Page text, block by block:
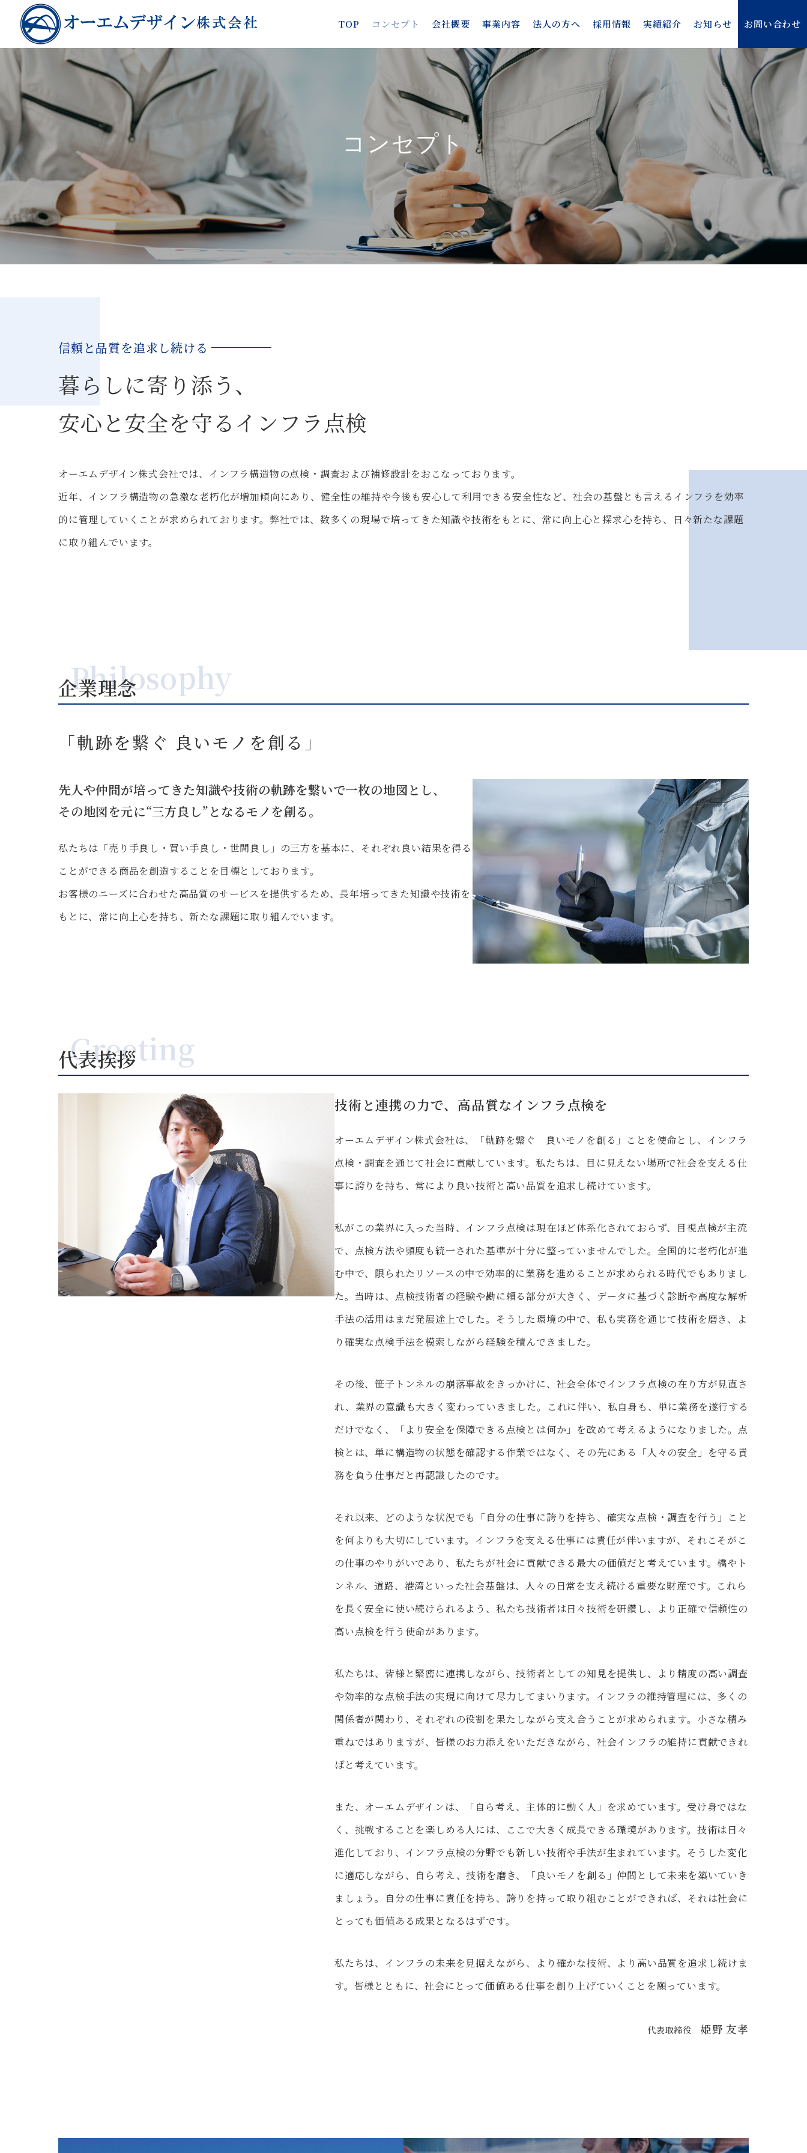
TOP コンセプト 会社概要 事業内容 法人の方へ 採用情報 実績紹介 お知らせ お問い合わせ
コンセプト
信頼と品質を追求し続ける
暮らしに寄り添う、
安心と安全を守るインフラ点検
オーエムデザイン株式会社では、インフラ構造物の点検・調査および補修設計をおこなっております。
近年、インフラ構造物の急激な老朽化が増加傾向にあり、健全性の維持や今後も安心して利用できる安全性など、社会の基盤とも言えるインフラを効率
的に管理していくことが求められております。弊社では、数多くの現場で培ってきた知識や技術をもとに、常に向上⼼と探求心を持ち、日々新たな課題
に取り組んでいます。
Philosophy
企業理念
「軌跡を繋ぐ 良いモノを創る」
先人や仲間が培ってきた知識や技術の軌跡を繋いで⼀枚の地図とし、
その地図を元に“三⽅良し”となるモノを創る。
私たちは「売り⼿良し・買い⼿良し・世間良し」の三⽅を基本に、それぞれ良い結果を得る
ことができる商品を創造することを⽬標としております。
お客様のニーズに合わせた高品質のサービスを提供するため、⻑年培ってきた知識や技術を
もとに、常に向上⼼を持ち、新たな課題に取り組んでいます。
Greeting
代表挨拶
技術と連携の力で、高品質なインフラ点検を
オーエムデザイン株式会社は、「軌跡を繋ぐ 良いモノを創る」ことを使命とし、インフラ
点検・調査を通じて社会に貢献しています。私たちは、目に見えない場所で社会を支える仕
事に誇りを持ち、常により良い技術と高い品質を追求し続けています。
私がこの業界に入った当時、インフラ点検は現在ほど体系化されておらず、目視点検が主流
で、点検方法や頻度も統一された基準が十分に整っていませんでした。全国的に老朽化が進
む中で、限られたリソースの中で効率的に業務を進めることが求められる時代でもありまし
た。当時は、点検技術者の経験や勘に頼る部分が大きく、データに基づく診断や高度な解析
手法の活用はまだ発展途上でした。そうした環境の中で、私も実務を通じて技術を磨き、よ
り確実な点検手法を模索しながら経験を積んできました。
その後、笹子トンネルの崩落事故をきっかけに、社会全体でインフラ点検の在り方が見直さ
れ、業界の意識も大きく変わっていきました。これに伴い、私自身も、単に業務を遂行する
だけでなく、「より安全を保障できる点検とは何か」を改めて考えるようになりました。点
検とは、単に構造物の状態を確認する作業ではなく、その先にある「人々の安全」を守る責
務を負う仕事だと再認識したのです。
それ以来、どのような状況でも「自分の仕事に誇りを持ち、確実な点検・調査を行う」こと
を何よりも大切にしています。インフラを支える仕事には責任が伴いますが、それこそがこ
の仕事のやりがいであり、私たちが社会に貢献できる最大の価値だと考えています。橋やト
ンネル、道路、港湾といった社会基盤は、人々の日常を支え続ける重要な財産です。これら
を長く安全に使い続けられるよう、私たち技術者は日々技術を研鑽し、より正確で信頼性の
高い点検を行う使命があります。
私たちは、皆様と緊密に連携しながら、技術者としての知見を提供し、より精度の高い調査
や効率的な点検手法の実現に向けて尽力してまいります。インフラの維持管理には、多くの
関係者が関わり、それぞれの役割を果たしながら支え合うことが求められます。小さな積み
重ねではありますが、皆様のお力添えをいただきながら、社会インフラの維持に貢献できれ
ばと考えています。
また、オーエムデザインは、「自ら考え、主体的に動く人」を求めています。受け身ではな
く、挑戦することを楽しめる人には、ここで大きく成長できる環境があります。技術は日々
進化しており、インフラ点検の分野でも新しい技術や手法が生まれています。そうした変化
に適応しながら、自ら考え、技術を磨き、「良いモノを創る」仲間として未来を築いていき
ましょう。自分の仕事に責任を持ち、誇りを持って取り組むことができれば、それは社会に
とっても価値ある成果となるはずです。
私たちは、インフラの未来を見据えながら、より確かな技術、より高い品質を追求し続けま
す。皆様とともに、社会にとって価値ある仕事を創り上げていくことを願っています。
代表取締役 姫野 友孝